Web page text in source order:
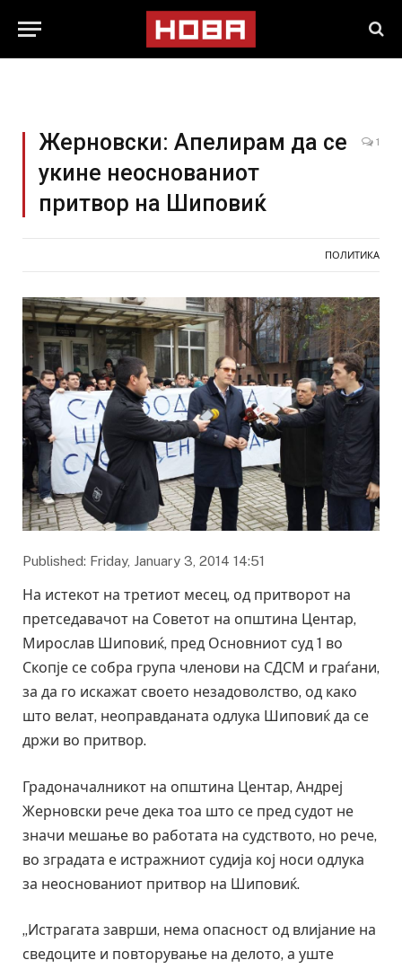
Жерновски: Апелирам да се
укине неоснованиот
притвор на Шиповиќ
1
ПОЛИТИКА
Published: Friday, January 3, 2014 14:51
На истекот на третиот месец, од притворот на
претседавачот на Советот на општина Центар,
Мирослав Шиповиќ, пред Основниот суд 1 во
Скопје се собра група членови на СДСМ и граѓани,
за да го искажат своето незадоволство, од како
што велат, неоправданата одлука Шиповиќ да се
држи во притвор.
Градоначалникот на општина Центар, Андреј
Жерновски рече дека тоа што се пред судот не
значи мешање во работата на судството, но рече,
во зградата е истражниот судија кој носи одлука
за неоснованиот притвор на Шиповиќ.
„Истрагата заврши, нема опасност од влијание на
сведоците и повторување на делото, а уште